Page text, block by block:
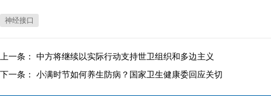
神经接口
上一条： 中方将继续以实际行动支持世卫组织和多边主义
下一条： 小满时节如何养生防病？国家卫生健康委回应关切